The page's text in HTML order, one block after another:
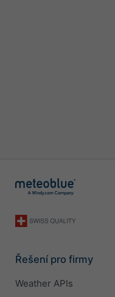
Řešení pro firmy
Weather APIs